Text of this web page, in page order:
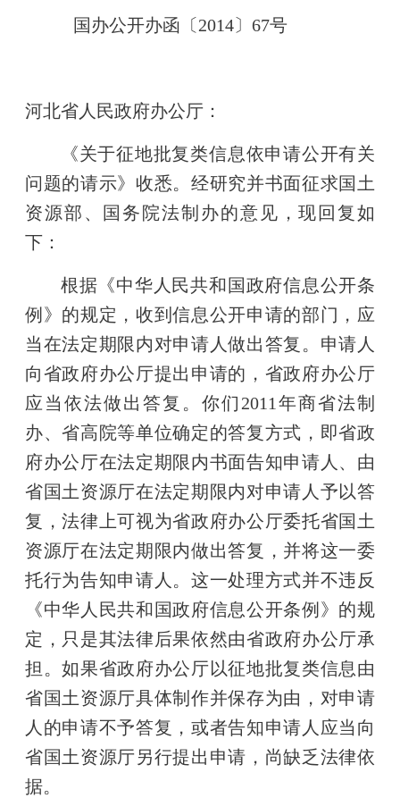
国办公开办函〔2014〕67号
河北省人民政府办公厅：
《关于征地批复类信息依申请公开有关
问题的请示》收悉。经研究并书面征求国土
资源部、国务院法制办的意见，现回复如
下：
根据《中华人民共和国政府信息公开条
例》的规定，收到信息公开申请的部门，应
当在法定期限内对申请人做出答复。申请人
向省政府办公厅提出申请的，省政府办公厅
应当依法做出答复。你们2011年商省法制
办、省高院等单位确定的答复方式，即省政
府办公厅在法定期限内书面告知申请人、由
省国土资源厅在法定期限内对申请人予以答
复，法律上可视为省政府办公厅委托省国土
资源厅在法定期限内做出答复，并将这一委
托行为告知申请人。这一处理方式并不违反
《中华人民共和国政府信息公开条例》的规
定，只是其法律后果依然由省政府办公厅承
担。如果省政府办公厅以征地批复类信息由
省国土资源厅具体制作并保存为由，对申请
人的申请不予答复，或者告知申请人应当向
省国土资源厅另行提出申请，尚缺乏法律依
据。